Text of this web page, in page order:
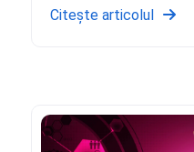
Citește articolul